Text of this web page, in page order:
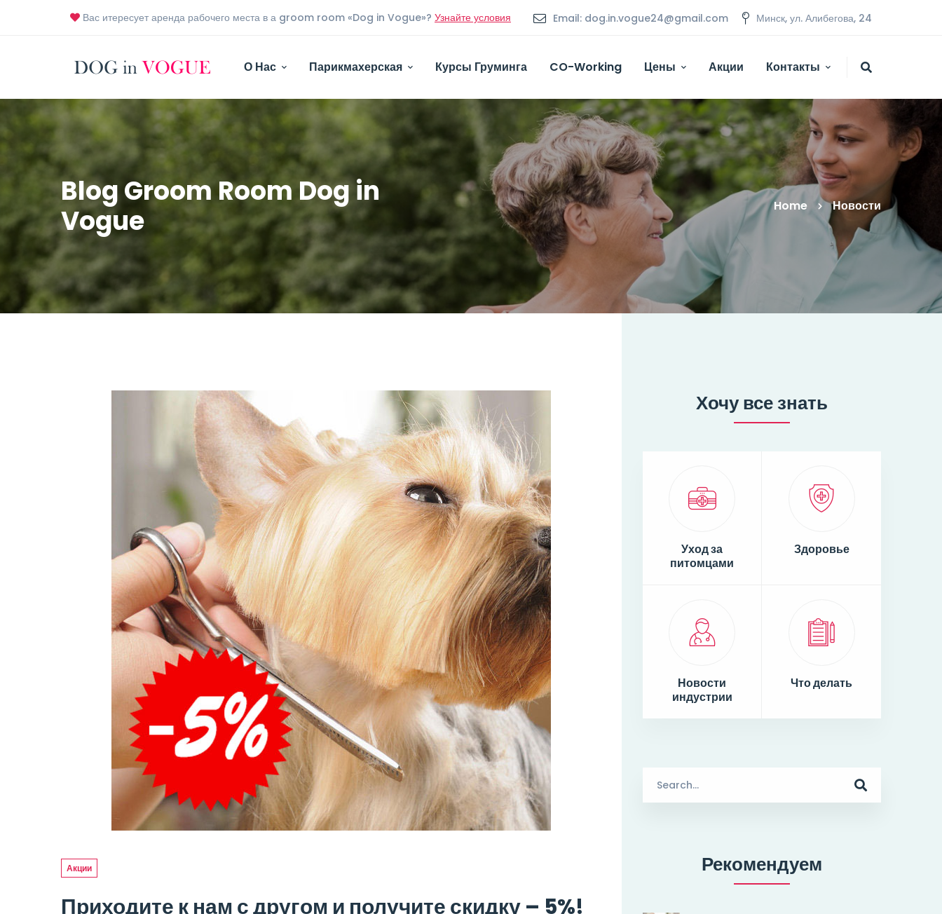
Вас итересует аренда рабочего места в а groom room «Dog in Vogue»? Узнайте условия Email: dog.in.vogue24@gmail.com Минск, ул. Алибегова, 24
О Нас Парикмахерская Курсы Груминга CO-Working Цены Акции Контакты
Blog Groom Room Dog in
Vogue
Home Новости
Акции
Приходите к нам с другом и получите скидку – 5%!
Хочу все знать
Уход за
питомцами
Здоровье
Новости
индустрии
Что делать
Рекомендуем